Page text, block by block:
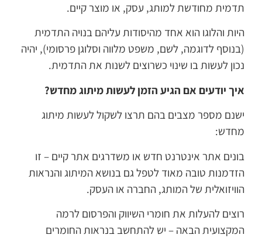
תדמית מחודשת למותג, עסק, או מוצר קיים.
היות והלוגו הוא אחד מהיסודות עליהם בנויה התדמית
(בנוסף לדוגמה, לשם, משפט מלווה וסלוגן פרסומי), יהיה
נכון לעשות בו שינוי כשרוצים לשנות את התדמית.
איך יודעים אם הגיע הזמן לעשות מיתוג מחדש?
ישנם מספר מצבים בהם תרצו לשקול לעשות מיתוג
מחדש:
בונים אתר אינטרנט חדש או משדרגים אתר קיים – זו
הזדמנות טובה מאוד לטפל גם בנושא המיתוג והנראות
הוויזואלית של המותג, החברה או העסק.
רוצים להעלות את חומרי השיווק והפרסום לרמה
המקצועית הבאה – יש להתחשב בנראות החומרים